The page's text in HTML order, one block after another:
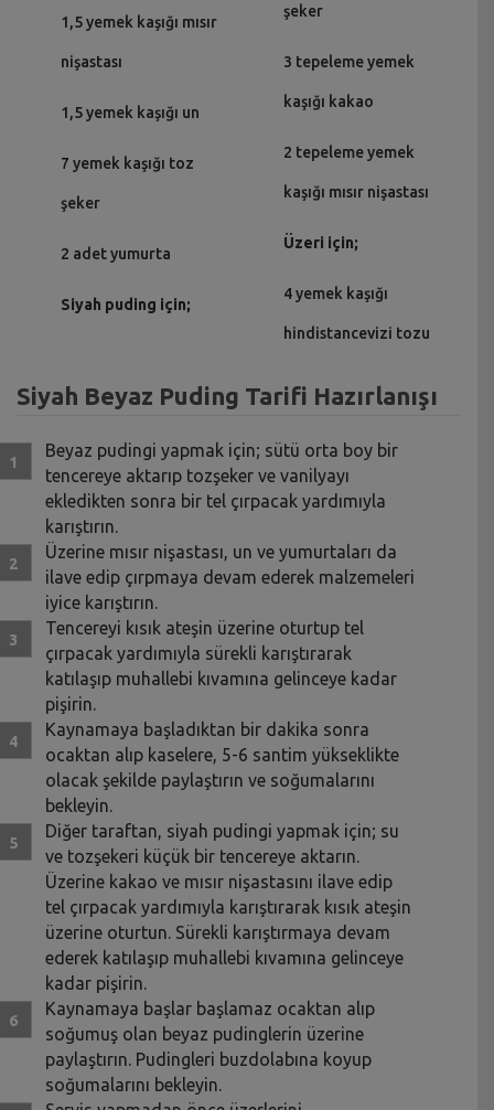
1,5 yemek kaşığı mısır
nişastası
1,5 yemek kaşığı un
7 yemek kaşığı toz
şeker
2 adet yumurta
Siyah puding için;
şeker
3 tepeleme yemek
kaşığı kakao
2 tepeleme yemek
kaşığı mısır nişastası
Üzeri için;
4 yemek kaşığı
hindistancevizi tozu
Siyah Beyaz Puding Tarifi Hazırlanışı
Beyaz pudingi yapmak için; sütü orta boy bir
tencereye aktarıp tozşeker ve vanilyayı
ekledikten sonra bir tel çırpacak yardımıyla
karıştırın.
Üzerine mısır nişastası, un ve yumurtaları da
ilave edip çırpmaya devam ederek malzemeleri
iyice karıştırın.
Tencereyi kısık ateşin üzerine oturtup tel
çırpacak yardımıyla sürekli karıştırarak
katılaşıp muhallebi kıvamına gelinceye kadar
pişirin.
Kaynamaya başladıktan bir dakika sonra
ocaktan alıp kaselere, 5-6 santim yükseklikte
olacak şekilde paylaştırın ve soğumalarını
bekleyin.
Diğer taraftan, siyah pudingi yapmak için; su
ve tozşekeri küçük bir tencereye aktarın.
Üzerine kakao ve mısır nişastasını ilave edip
tel çırpacak yardımıyla karıştırarak kısık ateşin
üzerine oturtun. Sürekli karıştırmaya devam
ederek katılaşıp muhallebi kıvamına gelinceye
kadar pişirin.
Kaynamaya başlar başlamaz ocaktan alıp
soğumuş olan beyaz pudinglerin üzerine
paylaştırın. Pudingleri buzdolabına koyup
soğumalarını bekleyin.